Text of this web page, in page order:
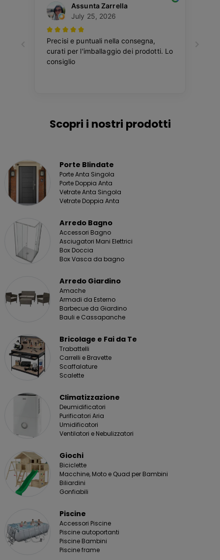
Scopri i nostri prodotti
Porte Blindate
Porte Anta Singola
Porte Doppia Anta
Vetrate Anta Singola
Vetrate Doppia Anta
Arredo Bagno
Accessori Bagno
Asciugatori Mani Elettrici
Box Doccia
Box Vasca da bagno
Arredo Giardino
Amache
Armadi da Esterno
Barbecue da Giardino
Bauli e Cassapanche
Bricolage e Fai da Te
Trabattelli
Carrelli e Bravette
Scaffalature
Scalette
Climatizzazione
Deumidificatori
Purificatori Aria
Umidificatori
Ventilatori e Nebulizzatori
Giochi
Biciclette
Macchine, Moto e Quad per Bambini
Biliardini
Gonfiabili
Piscine
Accessori Piscine
Piscine autoportanti
Piscine Bambini
Piscine frame